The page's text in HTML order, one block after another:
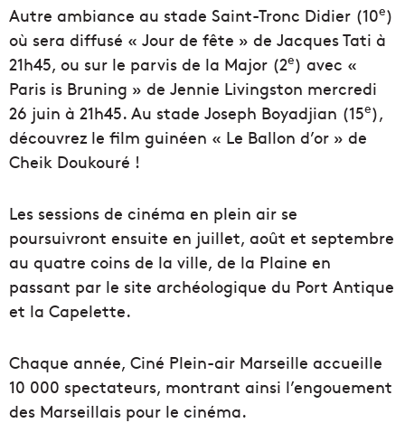
Autre ambiance au stade Saint-Tronc Didier (10e)
où sera diffusé « Jour de fête » de Jacques Tati à
21h45, ou sur le parvis de la Major (2e) avec «
Paris is Bruning » de Jennie Livingston mercredi
26 juin à 21h45. Au stade Joseph Boyadjian (15e),
découvrez le film guinéen « Le Ballon d’or » de
Cheik Doukouré !
Les sessions de cinéma en plein air se
poursuivront ensuite en juillet, août et septembre
au quatre coins de la ville, de la Plaine en
passant par le site archéologique du Port Antique
et la Capelette.
Chaque année, Ciné Plein-air Marseille accueille
10 000 spectateurs, montrant ainsi l’engouement
des Marseillais pour le cinéma.